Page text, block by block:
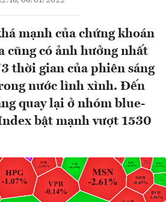
mạnh của chứng khoán
cũng có ảnh hưởng nhất
thời gian của phiên sáng
nước lình xình. Đến
quay lại ở nhóm blue-
bật mạnh vượt 1530